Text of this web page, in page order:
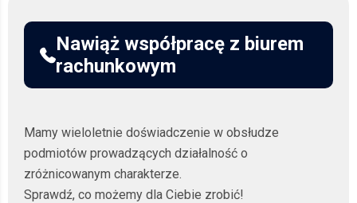
Prowadzenie firmy w Warszawie oznacza wiele formalności.
Postaw na współpracę z profesjonalnym biurem księgowym,
aby zyskać rzetelną obsługę i codzienne wsparcie w
Kompleksowe usługi księgowe bez względu na
formę prawną
: nasze profesjonalne biuro rachunkowe
w Warszawie oferuje wsparcie dopasowane do Twojej
Nawiąż współpracę z biurem
rachunkowym
Mamy wieloletnie doświadczenie w obsłudze
podmiotów prowadzących działalność o
zróżnicowanym charakterze.
Sprawdź, co możemy dla Ciebie zrobić!